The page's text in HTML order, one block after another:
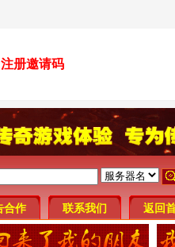
注册邀请码